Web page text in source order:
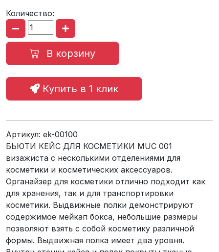
Количество:
В корзину
Купить в 1 клик
Артикул: ek-00100
БЬЮТИ КЕЙС ДЛЯ КОСМЕТИКИ MUC 001
визажиста с несколькими отделениями для
косметики и косметических аксессуаров.
Органайзер для косметики отлично подходит как
для хранения, так и для транспортировки
косметики. Выдвижные полки демонстрируют
содержимое мейкап бокса, небольшие размеры
позволяют взять с собой косметику различной
формы. Выдвижная полка имеет два уровня.